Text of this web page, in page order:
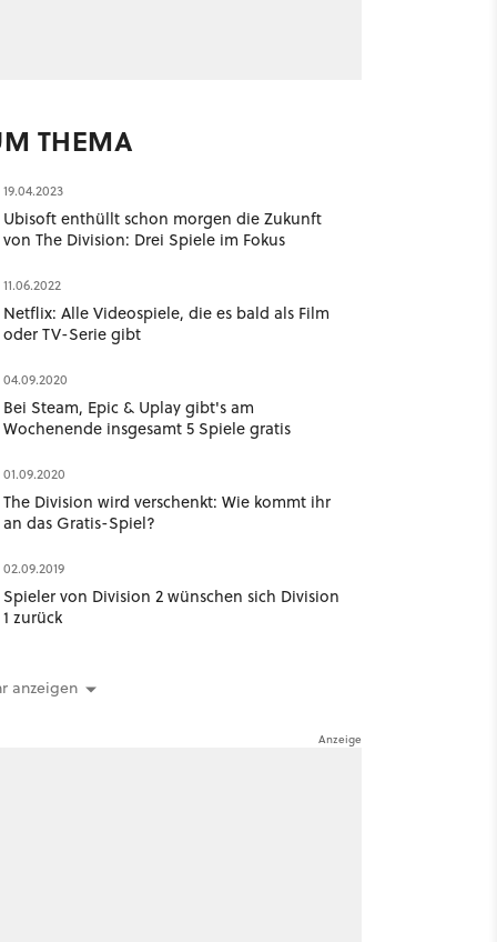
THEMA
19.04.2023
Ubisoft enthüllt schon morgen die Zukunft
von The Division: Drei Spiele im Fokus
11.06.2022
Netflix: Alle Videospiele, die es bald als Film
oder TV-Serie gibt
04.09.2020
Bei Steam, Epic & Uplay gibt's am
Wochenende insgesamt 5 Spiele gratis
01.09.2020
The Division wird verschenkt: Wie kommt ihr
an das Gratis-Spiel?
02.09.2019
Spieler von Division 2 wünschen sich Division
1 zurück
anzeigen